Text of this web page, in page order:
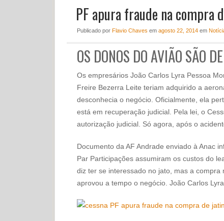
PF apura fraude na compra
Publicado por Flavio Chaves em agosto 22, 2014em
OS DONOS DO AVIÃO SÃO
Os empresários João Carlos Lyra Pessoa
Freire Bezerra Leite teriam adquirido a
desconhecia o negócio. Oficialmente, ela
está em recuperação judicial. Pela lei, o
autorização judicial. Só agora, após o
Documento da AF Andrade enviado à Anac
Par Participações assumiram os custos do
diz ter se interessado no jato, mas a
aprovou a tempo o negócio. João Carlos